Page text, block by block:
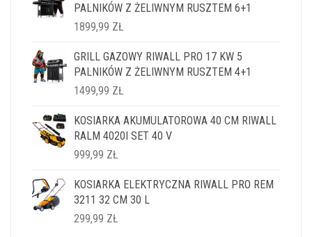
PALNIKÓW Z ŻELIWNYM RUSZTEM 6+1
1899,99 ZŁ
GRILL GAZOWY RIWALL PRO 17 KW 5
PALNIKÓW Z ŻELIWNYM RUSZTEM 4+1
1499,99 ZŁ
KOSIARKA AKUMULATOROWA 40 CM RIWALL
RALM 4020I SET 40 V
999,99 ZŁ
KOSIARKA ELEKTRYCZNA RIWALL PRO REM
3211 32 CM 30 L
299,99 ZŁ